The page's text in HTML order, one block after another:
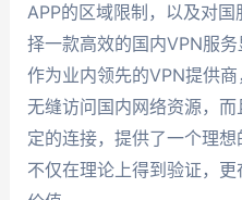
APP的区域限制，以及对
择一款高效的国内VPN服
作为业内领先的VPN提供
无缝访问国内网络资源，
定的连接，提供了一个理
不仅在理论上得到验证，